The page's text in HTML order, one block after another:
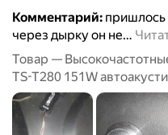
Комментарий: пришлось
через дырку он не…
Товар —
TS-T280 151W
Вч динамики колонки